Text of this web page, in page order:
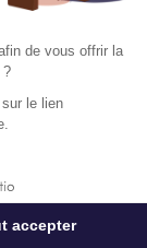
de vous offrir la
?
le lien
accepter